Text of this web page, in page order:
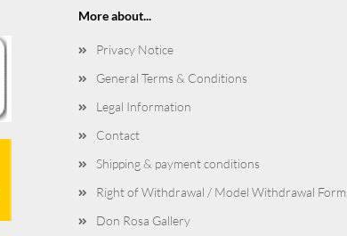
More about...
Privacy Notice
General Terms & Conditions
Legal Information
Contact
Shipping & payment conditions
Right of Withdrawal / Model Withdrawal Form
Don Rosa Gallery